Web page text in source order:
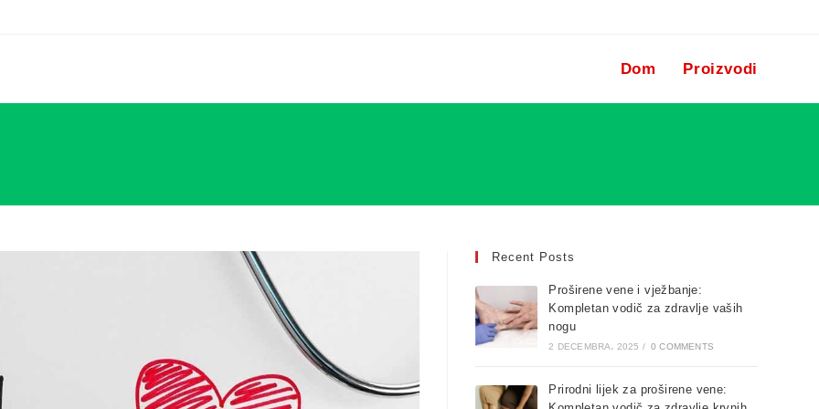
Dom Proizvodi
Recent Posts
Proširene vene i vježbanje:
Kompletan vodič za zdravlje vaših
nogu
2 DECEMBRA، 2025 / 0 COMMENTS
Prirodni lijek za proširene vene: